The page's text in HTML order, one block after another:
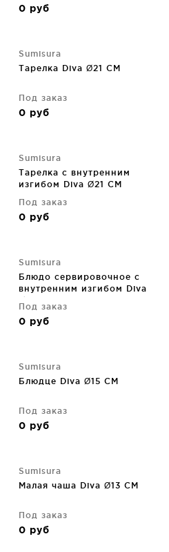
0 руб
Sumisura
Тарелка Diva Ø21 CM
Под заказ
0 руб
Sumisura
Тарелка с внутренним
изгибом Diva Ø21 CM
Под заказ
0 руб
Sumisura
Блюдо сервировочное с
внутренним изгибом Diva
Ø29 CM
Под заказ
0 руб
Sumisura
Блюдце Diva Ø15 CM
Под заказ
0 руб
Sumisura
Малая чаша Diva Ø13 CM
Под заказ
0 руб